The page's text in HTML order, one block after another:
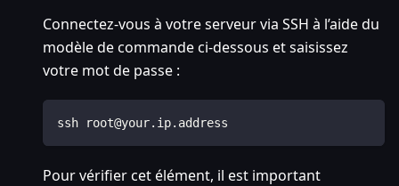
Connectez-vous à votre serveur via SSH à l’aide du
modèle de commande ci-dessous et saisissez
votre mot de passe :
ssh root@your.ip.address
Pour vérifier cet élément, il est important